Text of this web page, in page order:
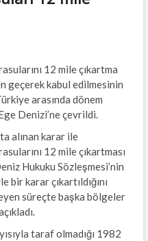
12 mile çıkartma
geçerek kabul edilmesinin
arasında dönem
Denizi’ne çevrildi.
alınan karar ile
12 mile çıkartması
Hukuku Sözleşmesi’nin
karar çıkartıldığını
süreçte başka bölgeler
taraf olmadığı 1982